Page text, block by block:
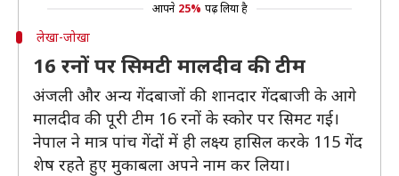
आपने 25% पढ़ लिया है
लेखा-जोखा
16 रनों पर सिमटी मालदीव की टीम
अंजली और अन्य गेंदबाजों की शानदार गेंदबाजी के आगे
मालदीव की पूरी टीम 16 रनों के स्कोर पर सिमट गई।
नेपाल ने मात्र पांच गेंदों में ही लक्ष्य हासिल करके 115 गेंद
शेष रहतेे हुए मुकाबला अपने नाम कर लिया।